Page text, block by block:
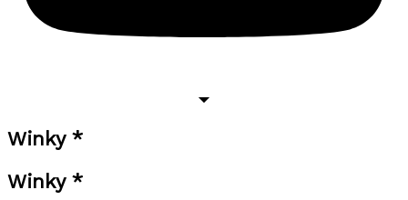
Winky *
Winky *